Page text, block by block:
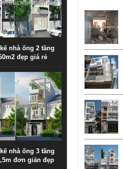
nhà ống 2 tầng
đẹp giá rẻ
nhà ống 3 tầng
đơn giản đẹp